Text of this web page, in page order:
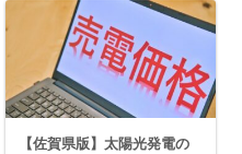
【佐賀県版】太陽光発電の